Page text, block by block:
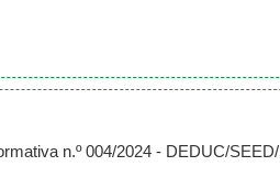
n.º 004/2024 - DEDUC/SEED/